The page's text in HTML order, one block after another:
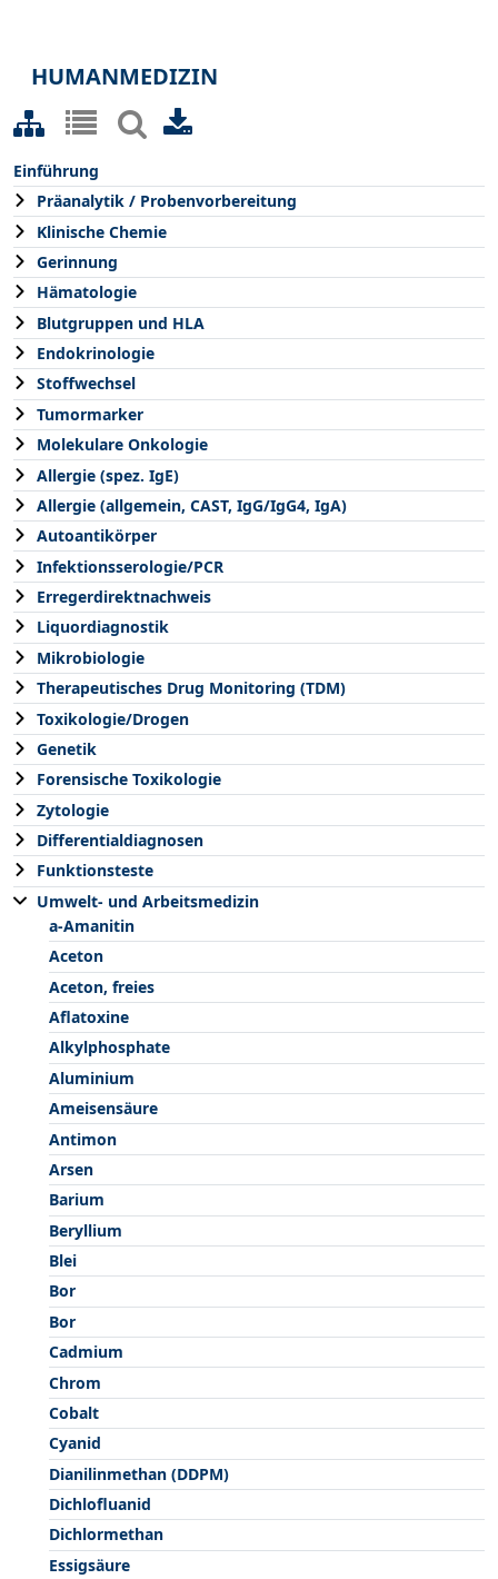
HUMANMEDIZIN
Einführung
Präanalytik / Probenvorbereitung
Klinische Chemie
Gerinnung
Hämatologie
Blutgruppen und HLA
Endokrinologie
Stoffwechsel
Tumormarker
Molekulare Onkologie
Allergie (spez. IgE)
Allergie (allgemein, CAST, IgG/IgG4, IgA)
Autoantikörper
Infektionsserologie/PCR
Erregerdirektnachweis
Liquordiagnostik
Mikrobiologie
Therapeutisches Drug Monitoring (TDM)
Toxikologie/Drogen
Genetik
Forensische Toxikologie
Zytologie
Differentialdiagnosen
Funktionsteste
Umwelt- und Arbeitsmedizin
a-Amanitin
Aceton
Aceton, freies
Aflatoxine
Alkylphosphate
Aluminium
Ameisensäure
Antimon
Arsen
Barium
Beryllium
Blei
Bor
Bor
Cadmium
Chrom
Cobalt
Cyanid
Dianilinmethan (DDPM)
Dichlofluanid
Dichlormethan
Essigsäure